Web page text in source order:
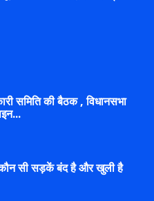
समिति की बैठक , विधानसभा
सी सड़कें बंद है और खुली है